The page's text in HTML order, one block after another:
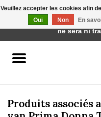
Produits associés
Veuillez accepter les cookies afin
Oui
Non En
Cette boutique est en
ne sera ni